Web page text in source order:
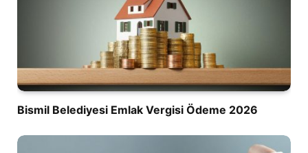
Bismil Belediyesi Emlak Vergisi Ödeme 2026